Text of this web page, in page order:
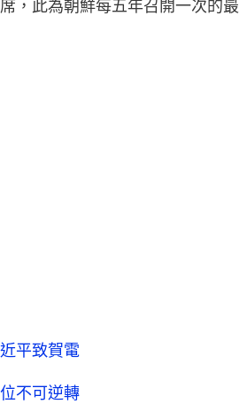
，此為朝鮮每五年召開一次的最
平致賀電
不可逆轉